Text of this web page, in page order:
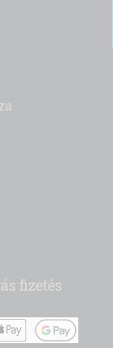
fizetés